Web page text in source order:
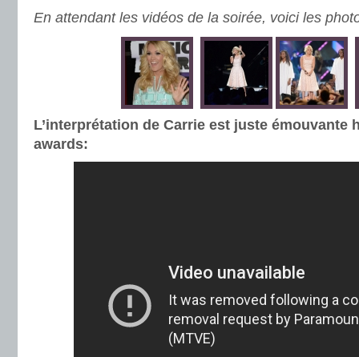
En attendant les vidéos de la soirée, voici les
L’interprétation de Carrie est juste émouvante
awards: